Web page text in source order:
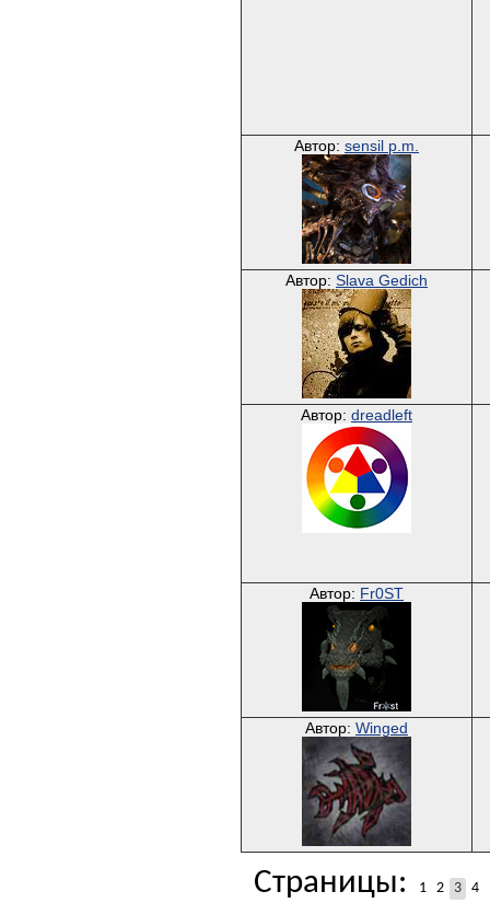
Автор: sensil p.m.
Автор: Slava Gedich
Автор: dreadleft
Автор: Fr0ST
Автор: Winged
Страницы: 1 2 3 4